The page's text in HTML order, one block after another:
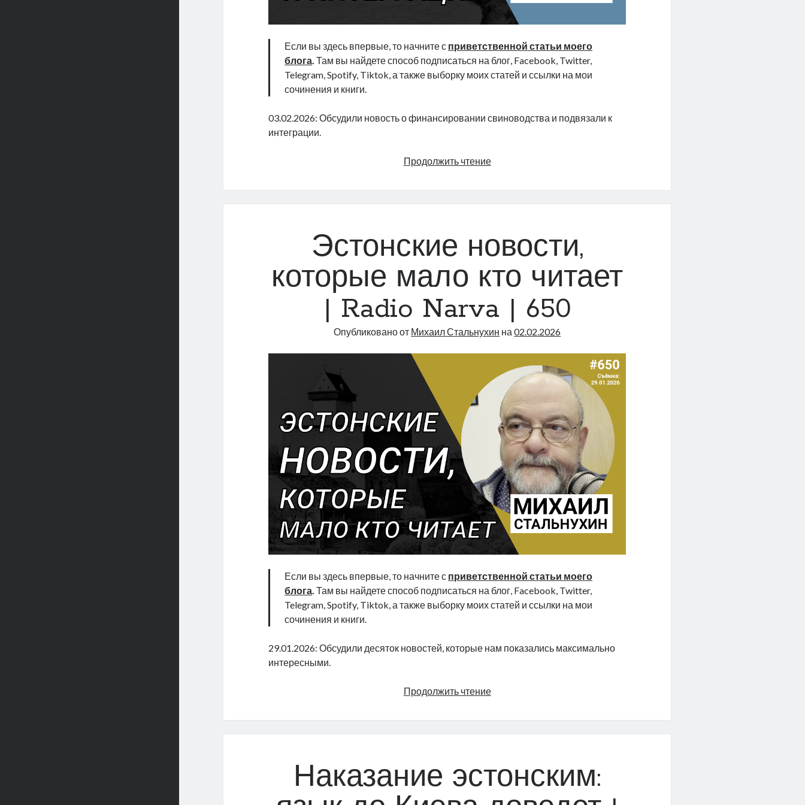
Если вы здесь впервые, то начните с приветственной статьи моего
блога. Там вы найдете способ подписаться на блог, Facebook, Twitter,
Telegram, Spotify, Tiktok, а также выборку моих статей и ссылки на мои
сочинения и книги.
03.02.2026: Обсудили новость о финансировании свиноводства и подвязали к
интеграции.
Продолжить чтениеСвиноводство
Эстонские новости,
которые мало кто читает
| Radio Narva | 650
Опубликовано от Михаил Стальнухин на02.02.2026
Если вы здесь впервые, то начните с приветственной статьи моего
блога. Там вы найдете способ подписаться на блог, Facebook, Twitter,
Telegram, Spotify, Tiktok, а также выборку моих статей и ссылки на мои
сочинения и книги.
29.01.2026: Обсудили десяток новостей, которые нам показались максимально
интересными.
Продолжить чтениеЭстонские
Наказание эстонским: